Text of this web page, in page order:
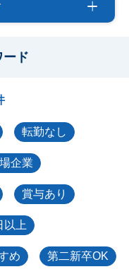
ード
転勤なし
場企業
賞与あり
以上
め 第二新卒OK